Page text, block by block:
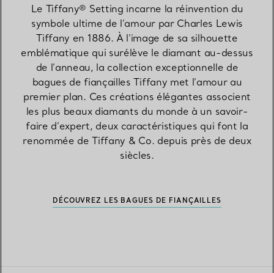
Le Tiffany® Setting incarne la réinvention du
symbole ultime de l’amour par Charles Lewis
Tiffany en 1886. À l’image de sa silhouette
emblématique qui surélève le diamant au-dessus
de l’anneau, la collection exceptionnelle de
bagues de fiançailles Tiffany met l’amour au
premier plan. Ces créations élégantes associent
les plus beaux diamants du monde à un savoir-
faire d’expert, deux caractéristiques qui font la
renommée de Tiffany & Co. depuis près de deux
siècles.
DÉCOUVREZ LES BAGUES DE FIANÇAILLES